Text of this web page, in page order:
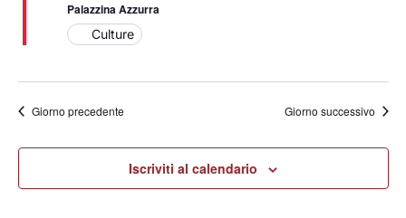
Palazzina Azzurra
Culture
Giorno precedente Giorno successivo
Iscriviti al calendario